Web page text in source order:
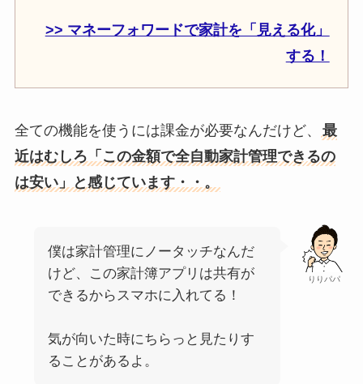
>> マネーフォワードで家計を「見える化」
する！
全ての機能を使うには課金が必要なんだけど、
最
近はむしろ「この金額で全自動家計管理できるの
は安い」と感じています・・。
りりパパ
僕は家計管理にノータッチなんだ
けど、この家計簿アプリは共有が
できるからスマホに入れてる！
気が向いた時にちらっと見たりす
ることがあるよ。